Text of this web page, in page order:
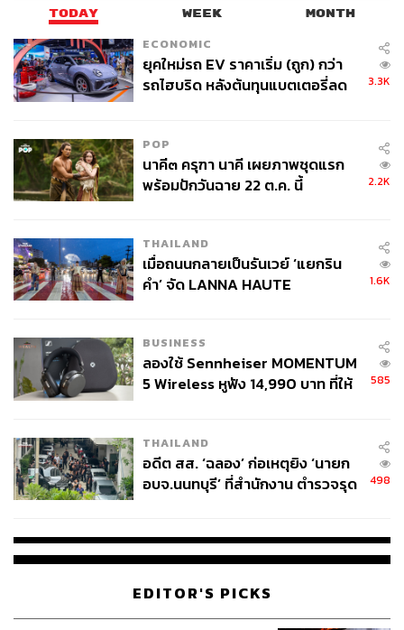
ซึ่งทำจากไม้อัดและไม้ลามิเนต เพื่อช่วยทำให้ผู้ป่วยรู้สึกถึง
ความอบอุ่น และช่วยให้ผู้ป่วยหายใจสะดวกขึ้นด้วย นับว่าเป็น
งานดีไซน์ที่สอดแทรกการใช้งานได้อย่างกลมกล่อมและ
คลาสสิกอย่างไม่น่าเชื่อ
เก้าอี้ที่อาจดูสุดแสนธรรมดาแต่ได้กลายเป็นหัวใจหลักของ
แบรนด์ Artek ที่นำไม้อัดมาสร้างสรรค์ด้วยเทคนิคการบิดโค้ง
จนเกิดดีไซน์ที่สะดุดตาและคงทน ในที่สุดก็ได้เริ่มใช้เทคนิคนี้
ไปสู่การนำไม้อัดมาใช้ออกแบบงานดีไซน์อื่นๆ จนเกิดเป็นชิ้น
Artek นำไปสู่การพัฒนาออกแบบชิ้นส่วนเฟอร์นิเจอร์ L-leg
(ขาตัวแอล) เพื่อเป็นส่วนหนึ่งของเฟอร์นิเจอร์ชิ้นต่างๆ ของ
แบรนด์มากกว่า 50 ชนิด
การนำไม้อัดมาสร้างสรรค์ด้วยเทคนิคการบิดโค้งจนเกิด
ดีไซน์ที่สะดุดตาและคงทน
TODAY WEEK MONTH
ECONOMIC
ยุคใหม่รถ EV ราคาเริ่ม (ถูก) กว่า
รถไฮบริด หลังต้นทุนแบตเตอรี่ลด
3.3K
POP
นาคี๓ ครุฑา นาคี เผยภาพชุดแรก
พร้อมปักวันฉาย 22 ต.ค. นี้
2.2K
THAILAND
เมื่อถนนกลายเป็นรันเวย์ ‘แยกริน
คำ’ จัด LANNA HAUTE
1.6K
BUSINESS
ลองใช้ Sennheiser MOMENTUM
5 Wireless หูฟัง 14,990 บาท ที่ให้
585
THAILAND
อดีต สส. ‘ฉลอง’ ก่อเหตุยิง ‘นายก
อบจ.นนทบุรี’ ที่สำนักงาน ตำรวจรุด
498
EDITOR'S PICKS